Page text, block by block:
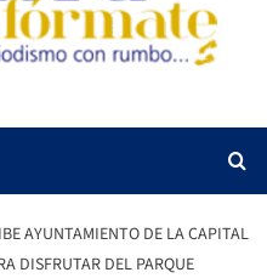
AYUNTAMIENTO DE LA CAPITAL
DISFRUTAR DEL PARQUE